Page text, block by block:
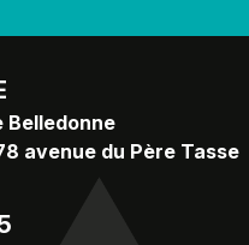
Belledonne
avenue du Père Tasse